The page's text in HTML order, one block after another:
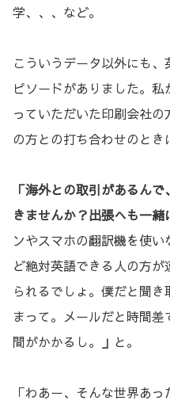
学、、、など。
こういうデータ以外にも
ピソードがありました。
っていただいた印刷会社
の方との打ち合わせのとき
「海外との取引があるん
きませんか？出張へも一緒
ンやスマホの翻訳機を使
ど絶対英語できる人の方
られるでしょ。僕だと聞
まって。メールだと時間
間がかかるし。
」 と。
「わあー、そんな世界あ